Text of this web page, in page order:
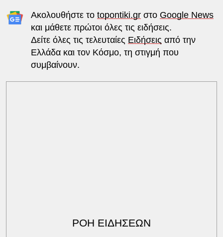
Ακολουθήστε το topontiki.grστο Google News
και μάθετε πρώτοι όλες τις ειδήσεις.
Δείτε όλες τις τελευταίες Ειδήσεις από την
Ελλάδα και τον Κόσμο, τη στιγμή που
συμβαίνουν.
ΡΟΗ ΕΙΔΗΣΕΩΝ